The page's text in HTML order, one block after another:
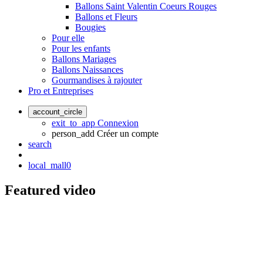
Ballons Saint Valentin Coeurs Rouges
Ballons et Fleurs
Bougies
Pour elle
Pour les enfants
Ballons Mariages
Ballons Naissances
Gourmandises à rajouter
Pro et Entreprises
account_circle
exit_to_app Connexion
person_add Créer un compte
search
local_mall0
Featured video